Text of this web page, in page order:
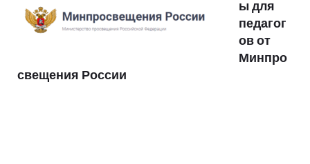
ы для
педагог
ов от
Минпро
свещения России